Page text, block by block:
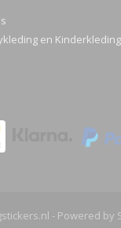
en Kinderkleding
- Powered by